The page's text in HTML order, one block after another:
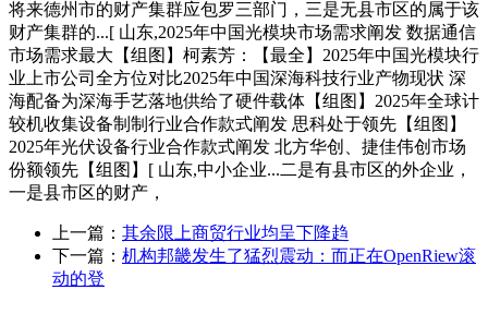
将来德州市的财产集群应包罗三部门，三是无县市区的属于该
财产集群的...[ 山东,2025年中国光模块市场需求阐发 数据通信
市场需求最大【组图】柯素芳：【最全】2025年中国光模块行
业上市公司全方位对比2025年中国深海科技行业产物现状 深
海配备为深海手艺落地供给了硬件载体【组图】2025年全球计
较机收集设备制制行业合作款式阐发 思科处于领先【组图】
2025年光伏设备行业合作款式阐发 北方华创、捷佳伟创市场
份额领先【组图】[ 山东,中小企业...二是有县市区的外企业，
一是县市区的财产，
上一篇： 其余限上商贸行业均呈下降趋
下一篇： 机构邦畿发生了猛烈震动：而正在OpenRiew滚
动的登